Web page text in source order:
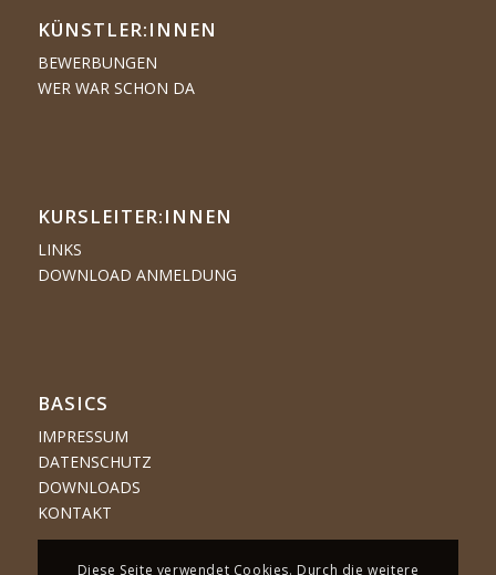
KÜNSTLER:­­INNEN
BEWERBUNGEN
WER WAR SCHON DA
KURSLEITER:INNEN
LINKS
DOWNLOAD ANMELDUNG
BASICS
IMPRESSUM
DATENSCHUTZ
DOWNLOADS
KONTAKT
Diese Seite verwendet Cookies. Durch die weitere